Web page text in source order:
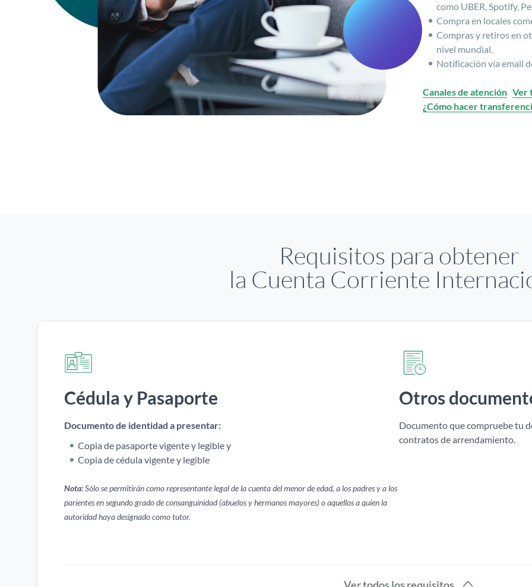
como UBER, Spotify,
Compra en locales
Compras y retiros en
nivel mundial.
Notificación vía email
Canales de atención Ver
¿Cómo hacer
Requisitos para obtener
la Cuenta Corriente
Cédula y Pasaporte
Documento de identidad a presentar:
Copia de pasaporte vigente y legible y
Copia de cédula vigente y legible
Nota:Sólo se permitirán como representante legal de la cuenta del menor de edad, a los padres y a los
parientes en segundo grado de consanguinidad (abuelos y hermanos mayores) o aquellos a quien la
autoridad haya designado como tutor.
Otros
Documento que compruebe tu
contratos de arrendamiento.